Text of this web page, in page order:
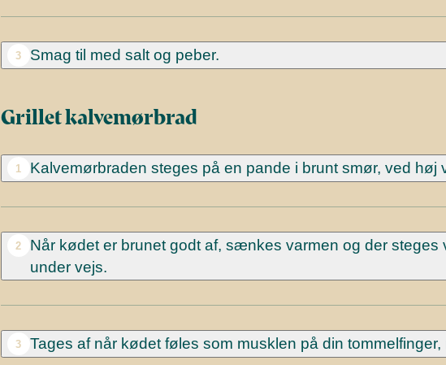
3 Smag til med salt og peber.
Grillet kalvemørbrad
1 Kalvemørbraden steges på en pande i brunt smør, ved høj
2
Når kødet er brunet godt af, sænkes varmen og der steges
under vejs.
3 Tages af når kødet føles som musklen på din